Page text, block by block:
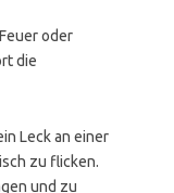
oder
die
Leck an einer
zu flicken.
und zu